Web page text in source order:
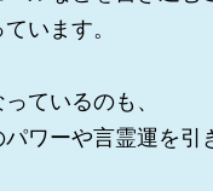
います。
ているのも、
ワーや言霊運を引